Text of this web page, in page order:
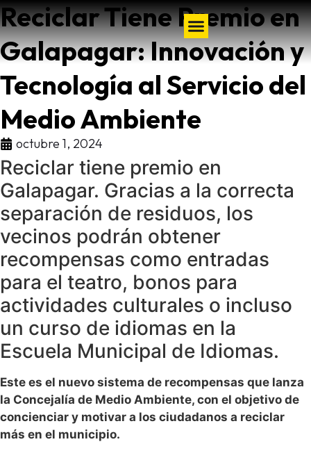
Reciclar Tiene Premio en
Galapagar: Innovación y
Tecnología al Servicio del
Medio Ambiente
octubre 1, 2024
Reciclar tiene premio en
Galapagar. Gracias a la correcta
separación de residuos, los
vecinos podrán obtener
recompensas como entradas
para el teatro, bonos para
actividades culturales o incluso
un curso de idiomas en la
Escuela Municipal de Idiomas.
Este es el nuevo sistema de recompensas que lanza
la Concejalía de Medio Ambiente, con el objetivo de
concienciar y motivar a los ciudadanos a reciclar
más en el municipio.